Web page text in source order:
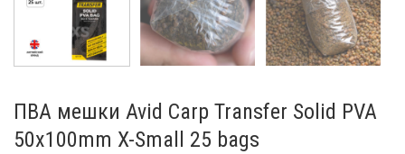
ПВА мешки Avid Carp Transfer Solid PVA
50х100mm X-Small 25 bags